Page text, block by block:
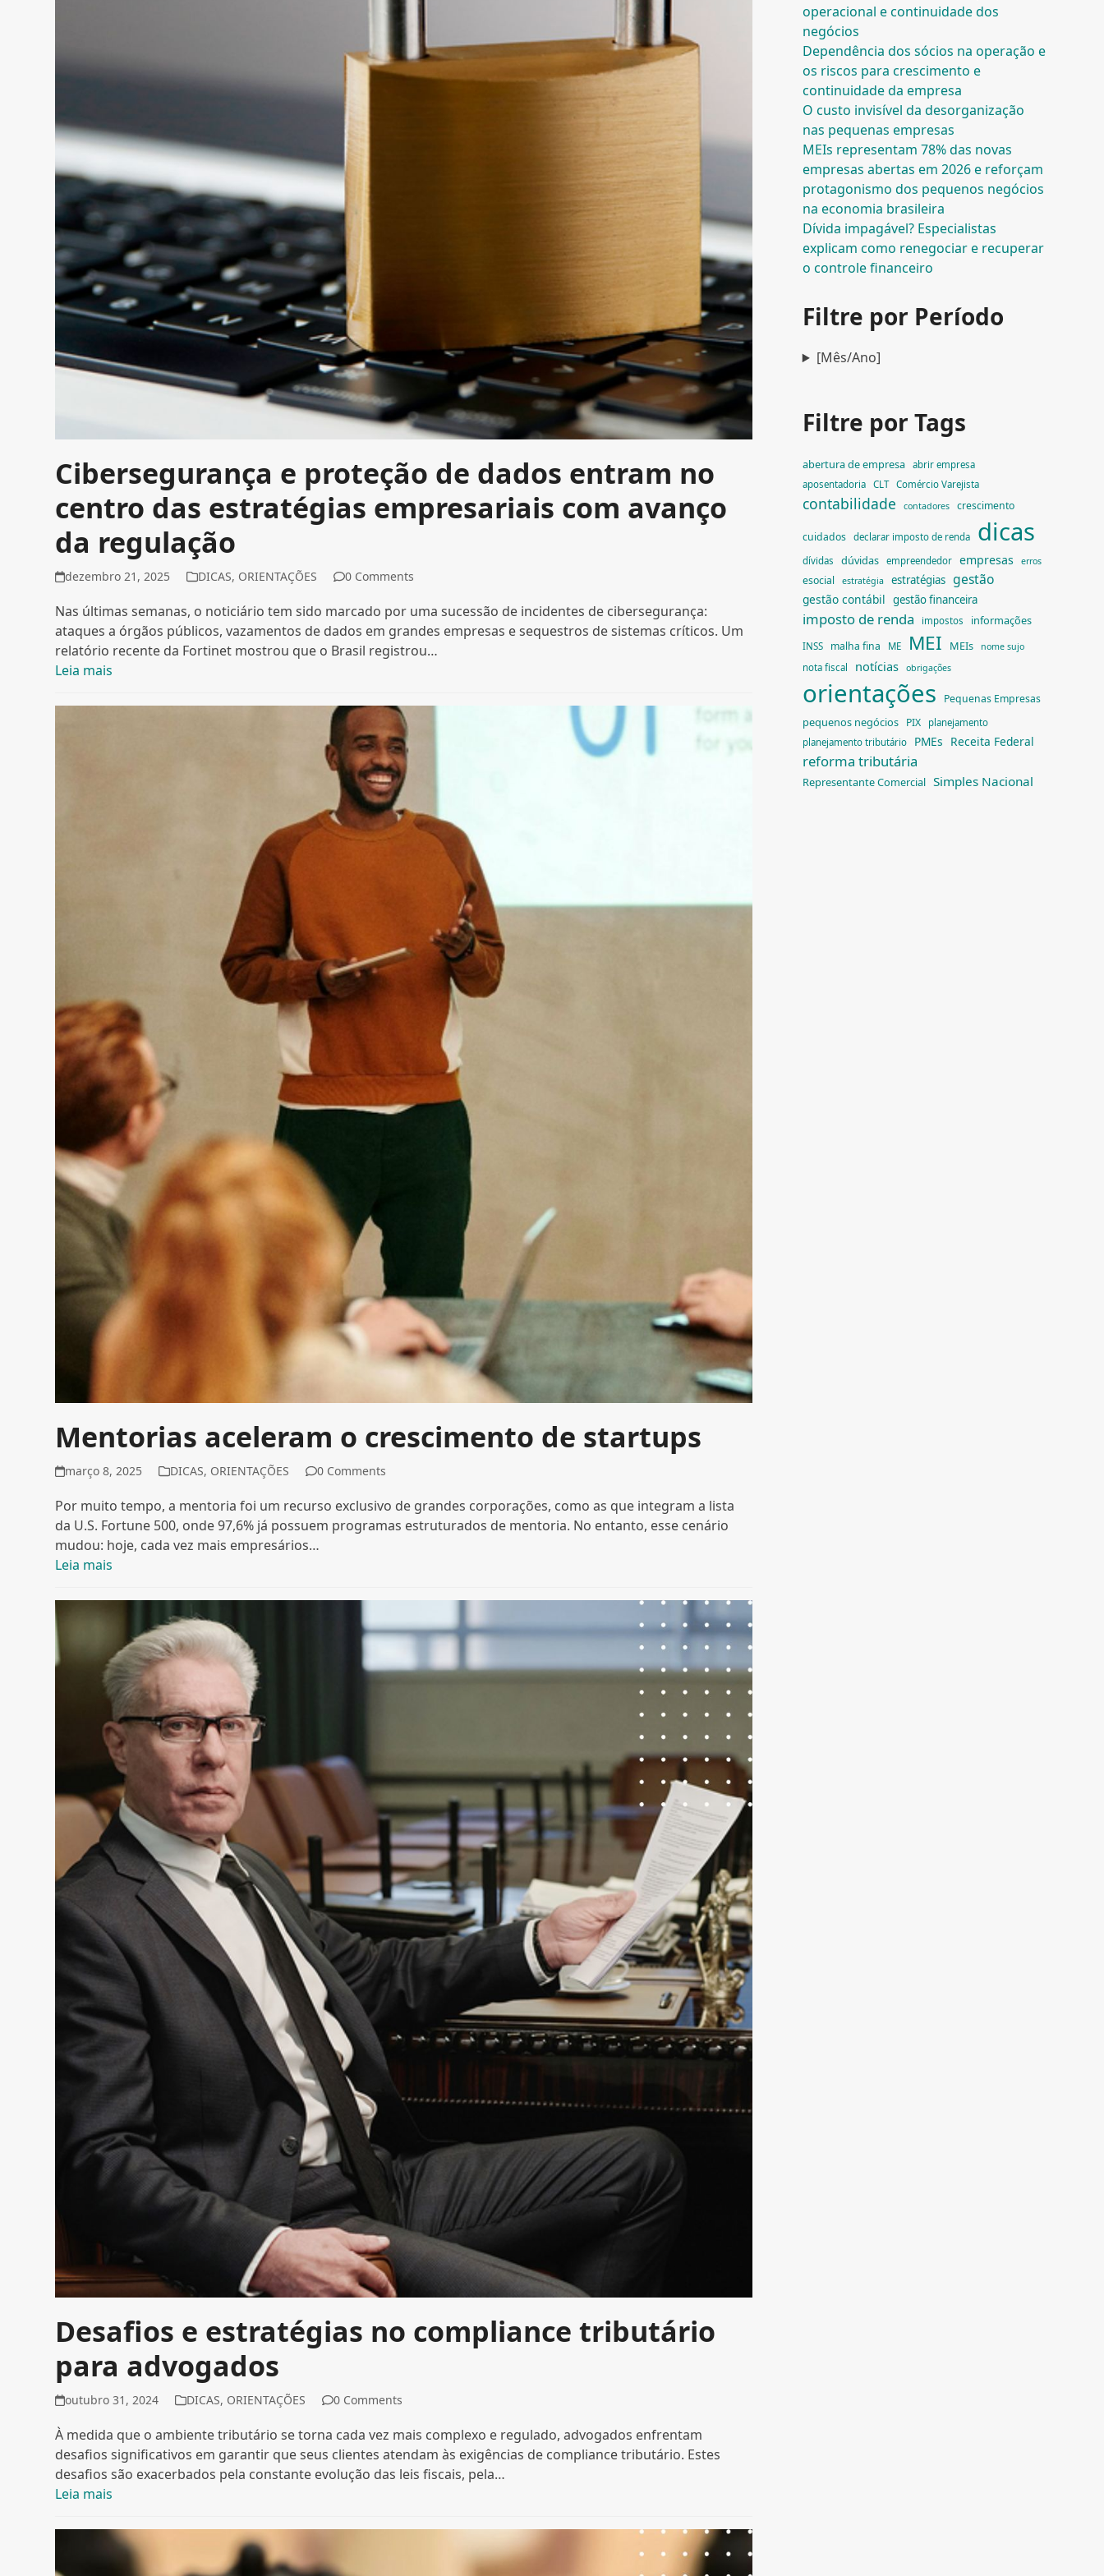
Cibersegurança e proteção de dados entram no
centro das estratégias empresariais com avanço
da regulação
dezembro 21, 2025 DICAS, ORIENTAÇÕES 0 Comments
Nas últimas semanas, o noticiário tem sido marcado por uma sucessão de incidentes de cibersegurança:
ataques a órgãos públicos, vazamentos de dados em grandes empresas e sequestros de sistemas críticos. Um
relatório recente da Fortinet mostrou que o Brasil registrou…
Leia mais
Mentorias aceleram o crescimento de startups
março 8, 2025 DICAS, ORIENTAÇÕES 0 Comments
Por muito tempo, a mentoria foi um recurso exclusivo de grandes corporações, como as que integram a lista
da U.S. Fortune 500, onde 97,6% já possuem programas estruturados de mentoria. No entanto, esse cenário
mudou: hoje, cada vez mais empresários…
Leia mais
Desafios e estratégias no compliance tributário
para advogados
outubro 31, 2024 DICAS, ORIENTAÇÕES 0 Comments
À medida que o ambiente tributário se torna cada vez mais complexo e regulado, advogados enfrentam
desafios significativos em garantir que seus clientes atendam às exigências de compliance tributário. Estes
desafios são exacerbados pela constante evolução das leis fiscais, pela…
Leia mais
operacional e continuidade dos
negócios
Dependência dos sócios na operação e
os riscos para crescimento e
continuidade da empresa
O custo invisível da desorganização
nas pequenas empresas
MEIs representam 78% das novas
empresas abertas em 2026 e reforçam
protagonismo dos pequenos negócios
na economia brasileira
Dívida impagável? Especialistas
explicam como renegociar e recuperar
o controle financeiro
Filtre por Período
[Mês/Ano]
Filtre por Tags
abertura de empresa
abrir empresa
aposentadoria
CLT Comércio Varejista
contabilidade contadores crescimento
cuidados declarar imposto de renda dicas
dívidas dúvidas empreendedor empresas erros
esocial estratégia estratégias gestão
gestão contábil gestão financeira
imposto de renda impostos informações
INSS malha fina ME MEI MEIs nome sujo
nota fiscal notícias obrigações
orientações Pequenas Empresas
pequenos negócios PIX
planejamento
planejamento tributário
PMEs Receita Federal
reforma tributária
Representante Comercial Simples Nacional